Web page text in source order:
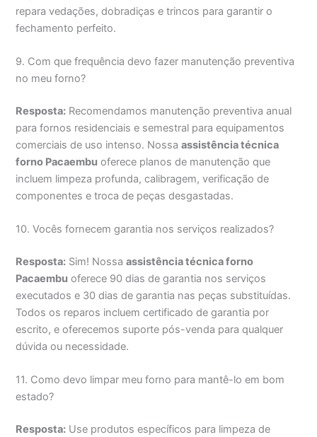
repara vedações, dobradiças e trincos para garantir o
fechamento perfeito.
9. Com que frequência devo fazer manutenção preventiva
no meu forno?
Resposta: Recomendamos manutenção preventiva anual
para fornos residenciais e semestral para equipamentos
comerciais de uso intenso. Nossaassistência técnica
forno Pacaembu oferece planos de manutenção que
incluem limpeza profunda, calibragem, verificação de
componentes e troca de peças desgastadas.
10. Vocês fornecem garantia nos serviços realizados?
Resposta: Sim! Nossaassistência técnica forno
Pacaembu oferece 90 dias de garantia nos serviços
executados e 30 dias de garantia nas peças substituídas.
Todos os reparos incluem certificado de garantia por
escrito, e oferecemos suporte pós-venda para qualquer
dúvida ou necessidade.
11. Como devo limpar meu forno para mantê-lo em bom
estado?
Resposta: Use produtos específicos para limpeza de